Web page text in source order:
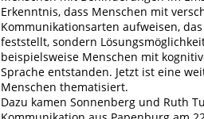
Erkenntnis, dass Menschen mit
Kommunikationsarten aufweisen,
feststellt, sondern
beispielsweise Menschen mit
Sprache entstanden. Jetzt ist eine
Menschen thematisiert.
Dazu kamen Sonnenberg und Ruth